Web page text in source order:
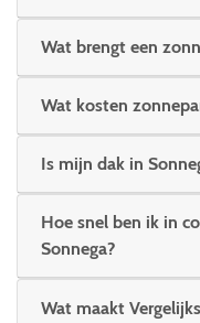
Wat brengt een
Wat kosten
Is mijn dak in
Hoe snel ben ik in
Sonnega?
Wat maakt